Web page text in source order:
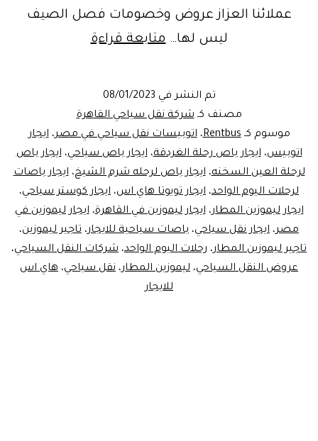
عملائنا العزاز عروض وخصومات فصل الصيف
ليس لها…متابعة قراءةشركات
–
ليموزين
مصر
تم النشر في 08/01/2023
مصنف كـشركة نقل سياحي القاهرة
موسوم كـRentbus،اتوبيسات نقل سياحي في مصر،ايجار
اتوبيس،ايجار باص رحلة الغردقة،ايجار باص سياحي،ايجار باص
لرحلة العين السخنه،ايجار باص لرحله شرم الشيخ،ايجار باصات
لرحلات اليوم الواحد، ايجار تويوتا هاي اس، ايجار كوستر سياحي،
ايجار ليموزين المطار،ايجار ليموزين في القاهرة،ايجار ليموزين في
مصر، ايجار نقل سياحي، باصات سياحية للايجار، تاجير ليموزين،
تاجير ليموزين المطار، رحلات اليوم الواحد، شركات النقل السياحي،
عروض النقل السياحي، ليموزين المطار، نقل سياحي، هاي اس
للايجار